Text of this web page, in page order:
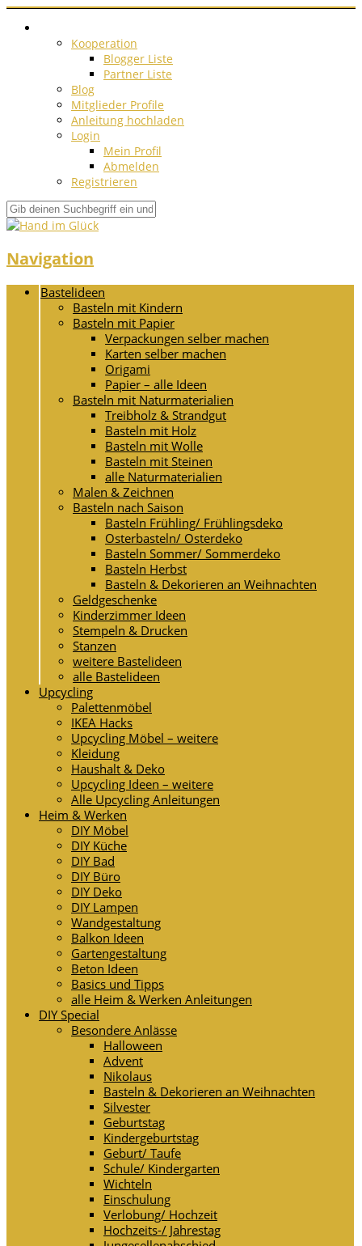
Kooperation
Blogger Liste
Partner Liste
Blog
Mitglieder Profile
Anleitung hochladen
Login
Mein Profil
Abmelden
Registrieren
Navigation
Bastelideen
Basteln mit Kindern
Basteln mit Papier
Verpackungen selber machen
Karten selber machen
Origami
Papier – alle Ideen
Basteln mit Naturmaterialien
Treibholz & Strandgut
Basteln mit Holz
Basteln mit Wolle
Basteln mit Steinen
alle Naturmaterialien
Malen & Zeichnen
Basteln nach Saison
Basteln Frühling/ Frühlingsdeko
Osterbasteln/ Osterdeko
Basteln Sommer/ Sommerdeko
Basteln Herbst
Basteln & Dekorieren an Weihnachten
Geldgeschenke
Kinderzimmer Ideen
Stempeln & Drucken
Stanzen
weitere Bastelideen
alle Bastelideen
Upcycling
Palettenmöbel
IKEA Hacks
Upcycling Möbel – weitere
Kleidung
Haushalt & Deko
Upcycling Ideen – weitere
Alle Upcycling Anleitungen
Heim & Werken
DIY Möbel
DIY Küche
DIY Bad
DIY Büro
DIY Deko
DIY Lampen
Wandgestaltung
Balkon Ideen
Gartengestaltung
Beton Ideen
Basics und Tipps
alle Heim & Werken Anleitungen
DIY Special
Besondere Anlässe
Halloween
Advent
Nikolaus
Basteln & Dekorieren an Weihnachten
Silvester
Geburtstag
Kindergeburtstag
Geburt/ Taufe
Schule/ Kindergarten
Wichteln
Einschulung
Verlobung/ Hochzeit
Hochzeits-/ Jahrestag